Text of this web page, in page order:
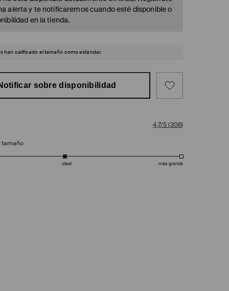
alerta y te notificaremos cuando esté disponible o
en la tienda.
han calificado el tamaño como estándar.
sobre disponibilidad
4,7/5(306)
ideal más grande